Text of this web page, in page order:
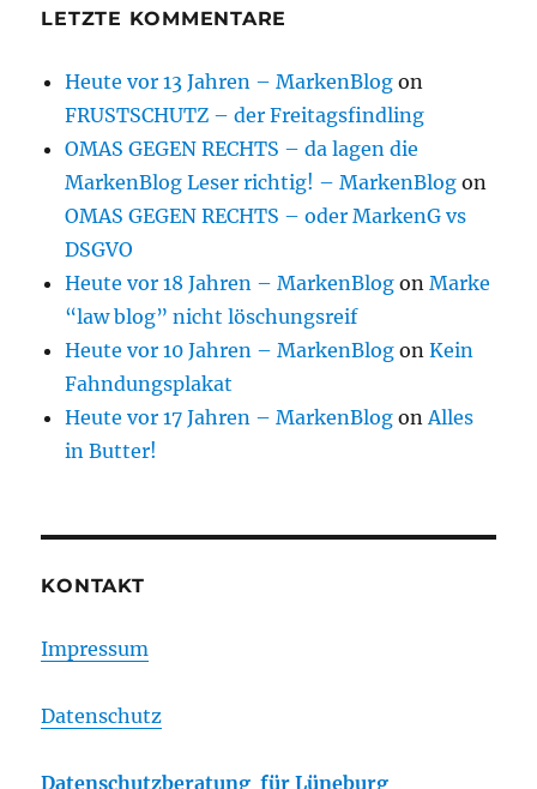
LETZTE KOMMENTARE
Heute vor 13 Jahren – MarkenBlog on
FRUSTSCHUTZ – der Freitagsfindling
OMAS GEGEN RECHTS – da lagen die
MarkenBlog Leser richtig! – MarkenBlog on
OMAS GEGEN RECHTS – oder MarkenG vs
DSGVO
Heute vor 18 Jahren – MarkenBlog onMarke
“law blog” nicht löschungsreif
Heute vor 10 Jahren – MarkenBlog onKein
Fahndungsplakat
Heute vor 17 Jahren – MarkenBlog onAlles
in Butter!
KONTAKT
Impressum
Datenschutz
Datenschutzberatung für Lüneburg